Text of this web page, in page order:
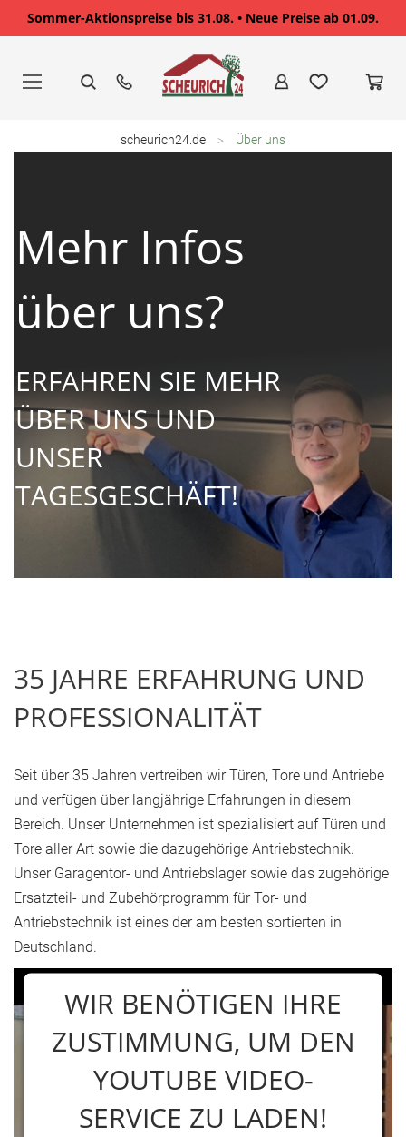
Sommer-Aktionspreise bis 31.08. • Neue Preise ab 01.09.
springen
scheurich24.de Über uns
Mehr Infos
über uns?
ERFAHREN SIE MEHR
ÜBER UNS UND
UNSER
TAGESGESCHÄFT!
WIR BENÖTIGEN IHRE
ZUSTIMMUNG, UM DEN
YOUTUBE VIDEO-
SERVICE ZU LADEN!
35 JAHRE ERFAHRUNG UND
PROFESSIONALITÄT
Seit über 35 Jahren vertreiben wir Türen, Tore und Antriebe
und verfügen über langjährige Erfahrungen in diesem
Bereich. Unser Unternehmen ist spezialisiert auf Türen und
Tore aller Art sowie die dazugehörige Antriebstechnik.
Unser Garagentor- und Antriebslager sowie das zugehörige
Ersatzteil- und Zubehörprogramm für Tor- und
Antriebstechnik ist eines der am besten sortierten in
Deutschland.